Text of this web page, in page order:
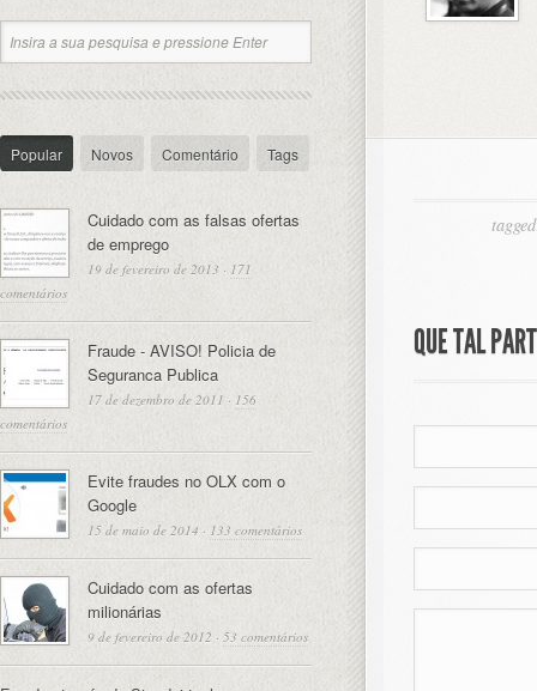
QUE TAL
Popular Novos Comentário Tags
Cuidado com as falsas ofertas
de emprego
19 de fevereiro de 2013 · 171
comentários
Fraude - AVISO! Policia de
Seguranca Publica
17 de dezembro de 2011 · 156
comentários
Evite fraudes no OLX com o
Google
15 de maio de 2014 · 133 comentários
Cuidado com as ofertas
milionárias
9 de fevereiro de 2012 · 53 comentários